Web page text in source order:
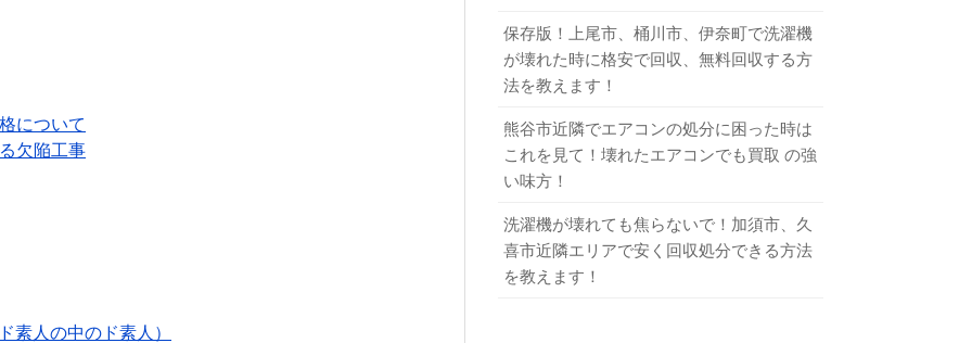
について
欠陥工事
人の中のド素人）
保存版！上尾市、桶川市、伊奈町で洗濯機
が壊れた時に格安で回収、無料回収する方
法を教えます！
熊谷市近隣でエアコンの処分に困った時は
これを見て！壊れたエアコンでも買取 の強
い味方！
洗濯機が壊れても焦らないで！加須市、久
喜市近隣エリアで安く回収処分できる方法
を教えます！